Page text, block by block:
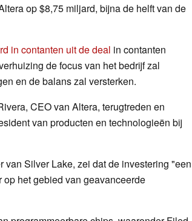
op $8,75 miljard, bijna de helft van de
in contanten uit de deal in contanten
de focus van het bedrijf zal
en de balans zal versterken.
CEO van Altera, terugtreden en
van producten en technologieën bij
Silver Lake, zei dat de investering "een
het gebied van geavanceerde